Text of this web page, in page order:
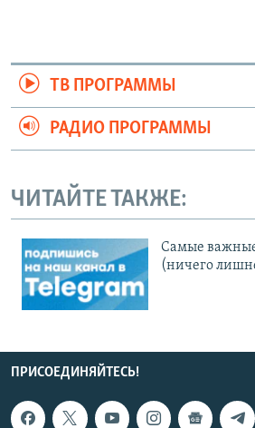
ТВ ПРОГРАММЫ
РАДИО ПРОГРАММЫ
ЧИТАЙТЕ ТАКЖЕ:
Cамые
(ничего
ПРИСОЕДИНЯЙТЕСЬ!